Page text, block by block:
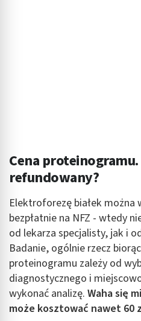
Cena
refundowany?
Elektroforezę białek można
bezpłatnie na NFZ - wtedy
od lekarza specjalisty, jak i
Badanie, ogólnie rzecz
proteinogramu zależy od
diagnostycznego i
wykonać analizę. Waha się
może kosztować nawet 60